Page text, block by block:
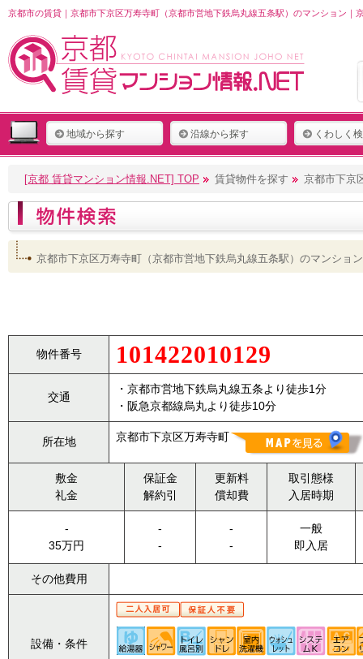
京都市の賃貸｜京都市下京区万寿寺町（京都市営地下鉄烏丸線五条駅）のマンション｜
地域から探す 沿線から探す くわしく
[京都 賃貸マンション情報.NET] TOP 賃貸物件を探す 京都市下京
京都市下京区万寿寺町（京都市営地下鉄烏丸線五条駅）のマンショ
物件番号 101422010129
交通
・京都市営地下鉄烏丸線五条より徒歩1分
・阪急京都線烏丸より徒歩10分
所在地 京都市下京区万寿寺町
敷金
礼金
保証金
解約引
更新料
償却費
取引態様
入居時期
-
35万円
-
-
-
-
一般
即入居
その他費用
設備・条件